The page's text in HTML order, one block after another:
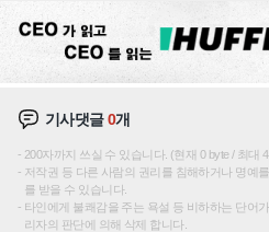
기사댓글0개
200자까지 쓰실 수 있습니다. (현재 0 byte / 최대
저작권 등 다른 사람의 권리를 침해하거나 명예
를 받을 수 있습니다.
타인에게 불쾌감을 주는 욕설 등 비하하는 단어
리자의 판단에 의해 삭제 합니다.